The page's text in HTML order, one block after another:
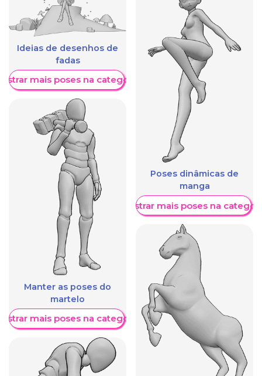
Ideias de desenhos de
fadas
mais poses na categoria
Manter as poses do
martelo
mais poses na categoria
Poses dinâmicas de
manga
Mostrar mais poses na